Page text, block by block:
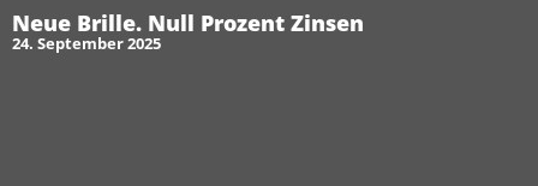
Neue Brille. Null Prozent Zinsen
24. September 2025